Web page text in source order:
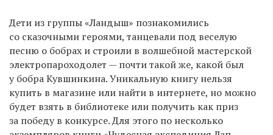
Дети из группы «Ландыш» познакомились
со сказочными героями, танцевали под веселую
песню о бобрах и строили в волшебной мастерской
электропароходолет — почти такой же, какой был
у бобра Кувшинкина. Уникальную книгу нельзя
купить в магазине или найти в интернете, но можно
будет взять в библиотеке или получить как приз
за победу в конкурсе. Для этого по несколько